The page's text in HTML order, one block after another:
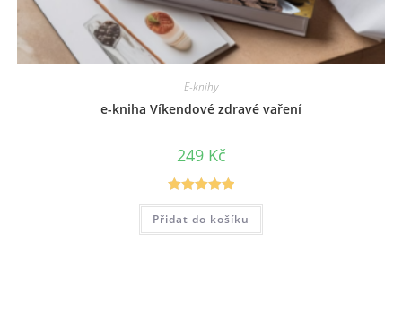
E-knihy
e-kniha Víkendové zdravé vaření
249 Kč
Hodnocení
5.00z 5
Přidat do košíku